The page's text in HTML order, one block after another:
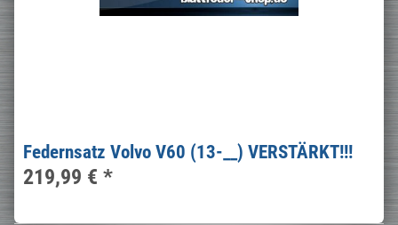
Federnsatz Volvo V60 (13-__) VERSTÄRKT!!!
219,99 € *